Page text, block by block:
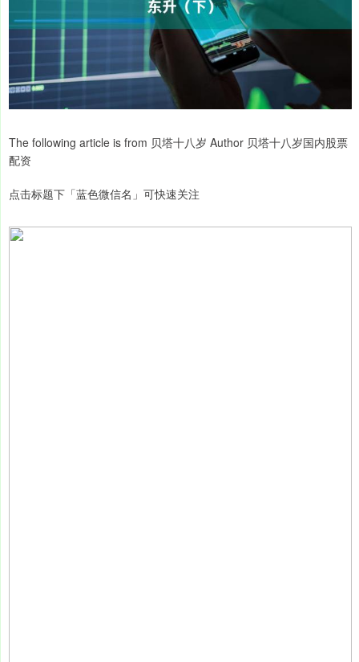
The following article is from 贝塔十八岁 Author 贝塔十八岁国内股票
配资
点击标题下「蓝色微信名」可快速关注